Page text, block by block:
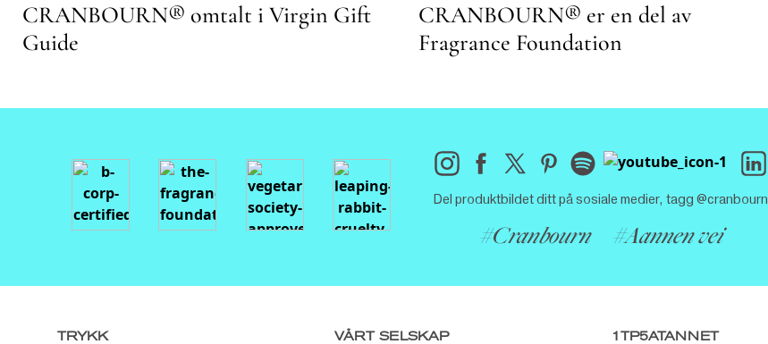
CRANBOURN® omtalt i Virgin Gift
Guide
CRANBOURN® er en del av
Fragrance Foundation
Del produktbildet ditt på sosiale medier, tagg @cranbourn
#Cranbourn #Aannen vei
TRYKK VÅRT SELSKAP 1TP5ATANNET